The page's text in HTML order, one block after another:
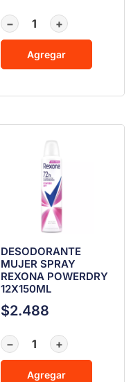
− +
Agregar
DESODORANTE
MUJER SPRAY
REXONA POWERDRY
12X150ML
$2.488
− +
Agregar